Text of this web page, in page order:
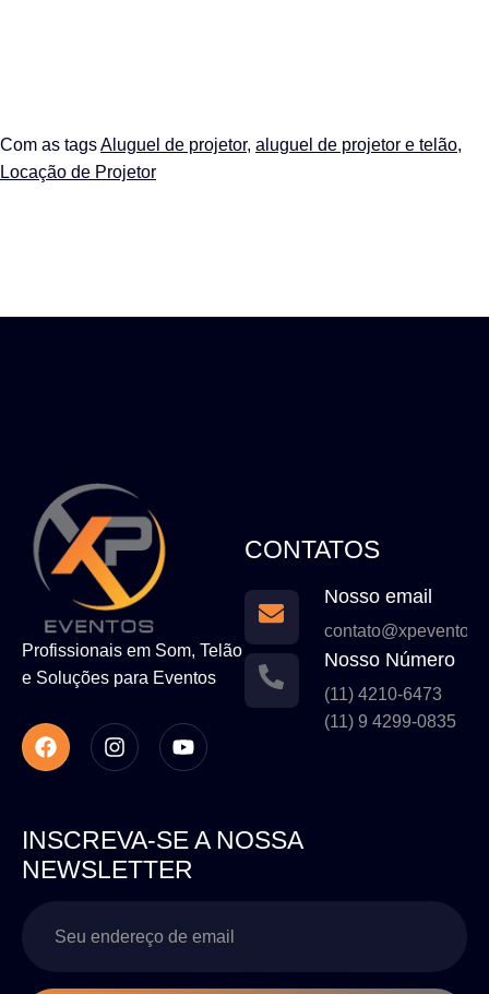
Com as tagsAluguel de projetor, aluguel de projetor e telão,
Locação de Projetor
Profissionais em Som, Telão
e Soluções para Eventos
CONTATOS
Nosso email
Nosso Número
(11) 4210-6473
(11) 9 4299-0835
INSCREVA-SE A NOSSA
NEWSLETTER